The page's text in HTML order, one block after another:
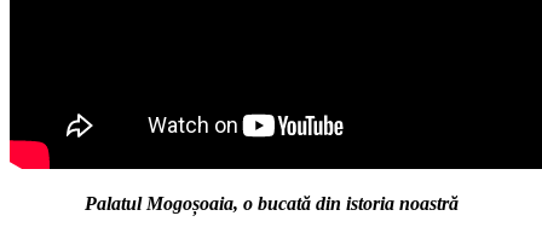
Palatul Mogoșoaia, o bucată din istoria noastră